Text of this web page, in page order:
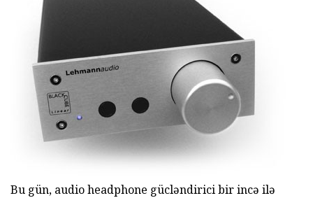
Bu gün, audio headphone gücləndirici bir incə ilə